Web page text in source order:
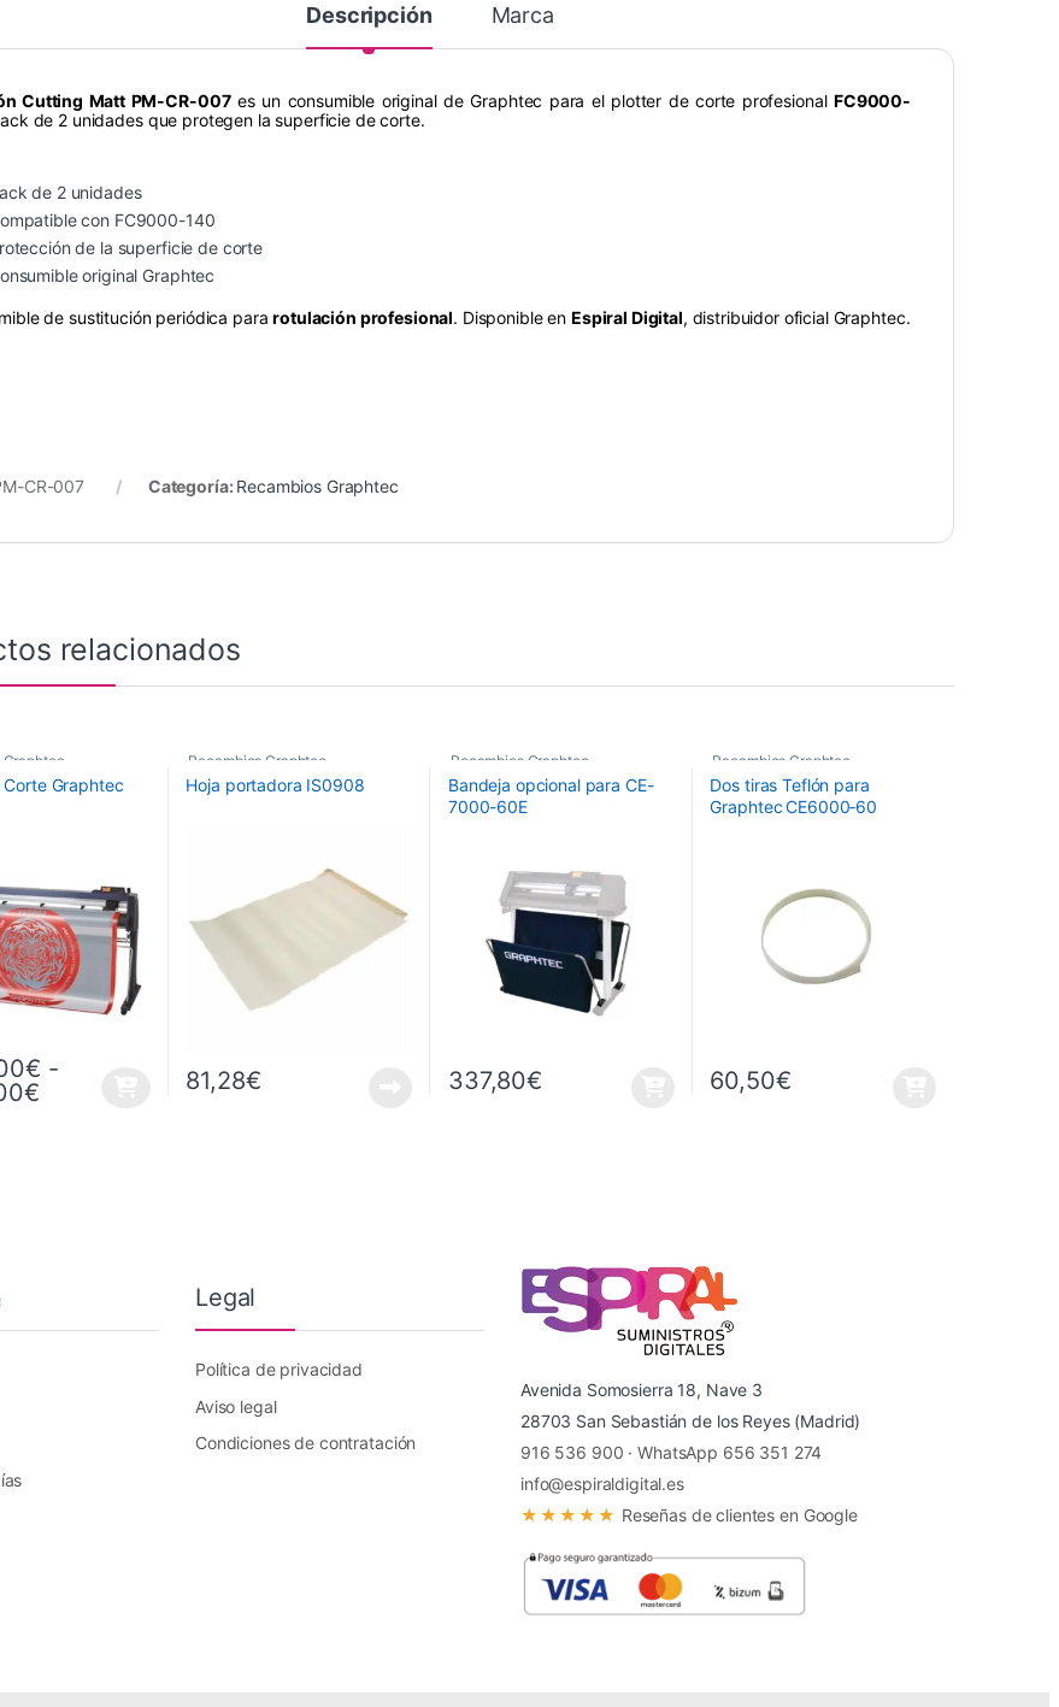
Descripción Marca
Cutting Matt PM-CR-007es un consumible original de Graphtec para el plotter de corte profesional FC9000-
de 2 unidades que protegen la superficie de corte.
de 2 unidades
con FC9000-140
de la superficie de corte
original Graphtec
de sustitución periódica pararotulación profesional. Disponible en Espiral Digital, distribuidor oficial Graphtec.
CR-007 Categoría: Recambios Graphtec
relacionados
Graphtec
Graphtec
€ -
€Rango de precios: desde 4.390,00€ hasta 6.990,00€
tiene múltiples variantes. Las opciones se pueden elegir en la página de producto
Recambios Graphtec
Hoja portadora IS0908
81,28€
Recambios Graphtec
Bandeja opcional para CE-
7000-60E
337,80€
Recambios Graphtec
Dos tiras Teflón para
Graphtec CE6000‑60
60,50€
Legal
Política de privacidad
Aviso legal
Condiciones de contratación
Avenida Somosierra 18, Nave 3
28703 San Sebastián de los Reyes (Madrid)
916 536 900 ·WhatsApp 656 351 274
info@espiraldigital.es
★★★★★ Reseñas de clientes en Google